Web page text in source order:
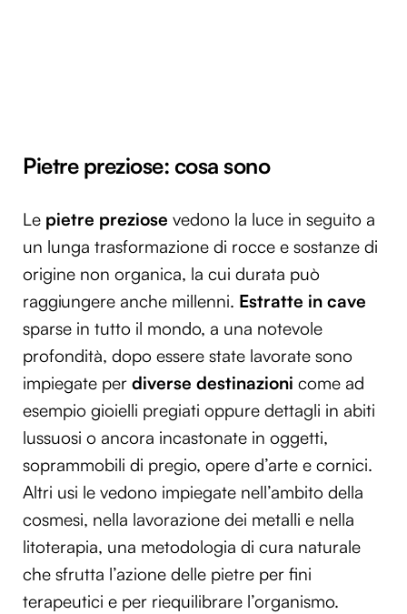
Pietre preziose: cosa sono
Le pietre preziose vedono la luce in seguito a
un lunga trasformazione di rocce e sostanze di
origine non organica, la cui durata può
raggiungere anche millenni. Estratte in cave
sparse in tutto il mondo, a una notevole
profondità, dopo essere state lavorate sono
impiegate per diverse destinazioni come ad
esempio gioielli pregiati oppure dettagli in abiti
lussuosi o ancora incastonate in oggetti,
soprammobili di pregio, opere d’arte e cornici.
Altri usi le vedono impiegate nell’ambito della
cosmesi, nella lavorazione dei metalli e nella
litoterapia, una metodologia di cura naturale
che sfrutta l’azione delle pietre per fini
terapeutici e per riequilibrare l’organismo.